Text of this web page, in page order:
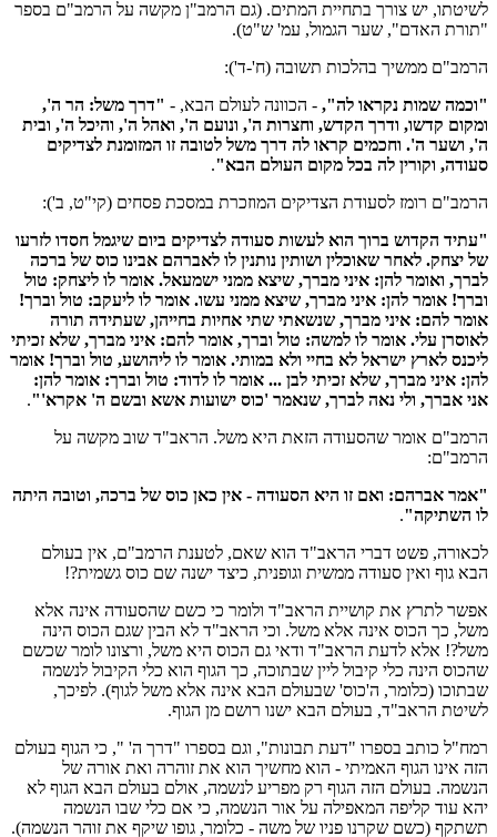
לשיטתו, יש צורך בתחיית המתים. (גם הרמב"ן מקשה על הרמב"ם בספר
"תורת האדם", שער הגמול, עמ' ש"ט).
הרמב"ם ממשיך בהלכות תשובה (ח'-ד'):
"וכמה שמות נקראו לה", - הכוונה לעולם הבא, - "דרך משל: הר ה',
ומקום קדשו, ודרך הקדש, וחצרות ה', ונועם ה', ואהל ה', והיכל ה', ובית
ה', ושער ה'. וחכמים קראו לה דרך משל לטובה זו המזומנת לצדיקים
סעודה, וקורין לה בכל מקום העולם הבא".
הרמב"ם רומז לסעודת הצדיקים המוזכרת במסכת פסחים (קי"ט, ב'):
"עתיד הקדוש ברוך הוא לעשות סעודה לצדיקים ביום שיגמל חסדו לזרעו
של יצחק. לאחר שאוכלין ושותין נותנין לו לאברהם אבינו כוס של ברכה
לברך, ואומר להן: איני מברך, שיצא ממני ישמעאל. אומר לו ליצחק: טול
וברך! אומר להן: איני מברך, שיצא ממני עשו. אומר לו ליעקב: טול וברך!
אומר להם: איני מברך, שנשאתי שתי אחיות בחייהן, שעתידה תורה
לאוסרן עלי. אומר לו למשה: טול וברך, אומר להם: איני מברך, שלא זכיתי
ליכנס לארץ ישראל לא בחיי ולא במותי. אומר לו ליהושע, טול וברך! אומר
להן: איני מברך, שלא זכיתי לבן ... אומר לו לדוד: טול וברך: אומר להן:
אני אברך, ולי נאה לברך, שנאמר 'כוס ישועות אשא ובשם ה' אקרא'".
הרמב"ם אומר שהסעודה הזאת היא משל. הראב"ד שוב מקשה על
הרמב"ם:
"אמר אברהם: ואם זו היא הסעודה - אין כאן כוס של ברכה, וטובה היתה
לו השתיקה".
לכאורה, פשט דברי הראב"ד הוא שאם, לטענת הרמב"ם, אין בעולם
הבא גוף ואין סעודה ממשית וגופנית, כיצד ישנה שם כוס גשמית?!
אפשר לתרץ את קושיית הראב"ד ולומר כי כשם שהסעודה אינה אלא
משל, כך הכוס אינה אלא משל. וכי הראב"ד לא הבין שגם הכוס הינה
משל?! אלא לדעת הראב"ד ודאי גם הכוס היא משל, ורצונו לומר שכשם
שהכוס הינה כלי קיבול ליין שבתוכה, כך הגוף הוא כלי הקיבול לנשמה
שבתוכו (כלומר, ה'כוס' שבעולם הבא אינה אלא משל לגוף). לפיכך,
לשיטת הראב"ד, בעולם הבא ישנו רושם מן הגוף.
רמח"ל כותב בספרו "דעת תבונות", וגם בספרו "דרך ה' ", כי הגוף בעולם
הזה אינו הגוף האמיתי - הוא מחשיך הוא את זוהרה ואת אורה של
הנשמה. בעולם הזה הגוף רק מפריע לנשמה, אולם בעולם הבא הגוף לא
יהא עוד קליפה המאפילה על אור הנשמה, כי אם כלי שבו הנשמה
תשתקף (כשם שקרנו פניו של משה - כלומר, גופו שיקף את זוהר הנשמה).